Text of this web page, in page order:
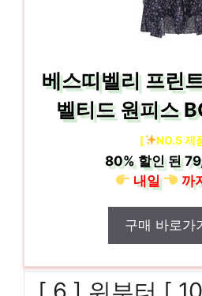
베스띠벨리 프린
벨티드 원피스
[ NO.5 제
80% 할인 된
내일
까
구매 바로가
[ 6 ] 위부터 [